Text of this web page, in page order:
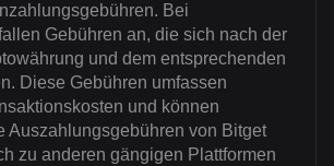
Bei
Gebühren an, die sich nach der
und dem entsprechenden
Diese Gebühren umfassen
und können
Auszahlungsgebühren von Bitget
zu anderen gängigen Plattformen